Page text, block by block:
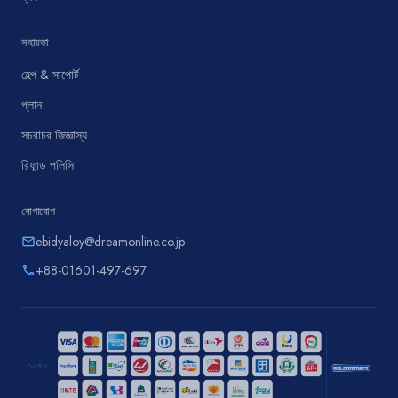
সহায়তা
হেল্প & সাপোর্ট
প্লান
সচরাচর জিজ্ঞাস্য
রিফান্ড পলিসি
যোগাযোগ
emailebidyaloy@dreamonline.co.jp
phone+88-01601-497-697